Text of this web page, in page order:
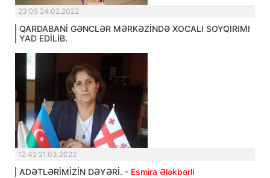
23:05 24.02.2022
QARDABANİ GƏNCLƏR MƏRKƏZİNDƏ XOCALI SOYQIRIMI
YAD EDİLİB.
12:42 21.03.2022
ADƏTLƏRİMİZİN DƏYƏRİ. - Esmira Ələkbərli